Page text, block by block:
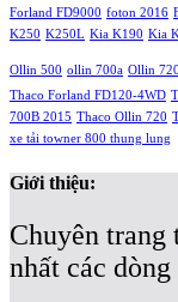
Forland FD9000 foton 2016
K250 K250L Kia K190 Kia
Ollin 500 ollin 700a Ollin
Thaco Forland FD120-4WD
700B 2015 Thaco Ollin 720
xe tải towner 800 thung lung
Giới thiệu:
Chuyên
nhất các